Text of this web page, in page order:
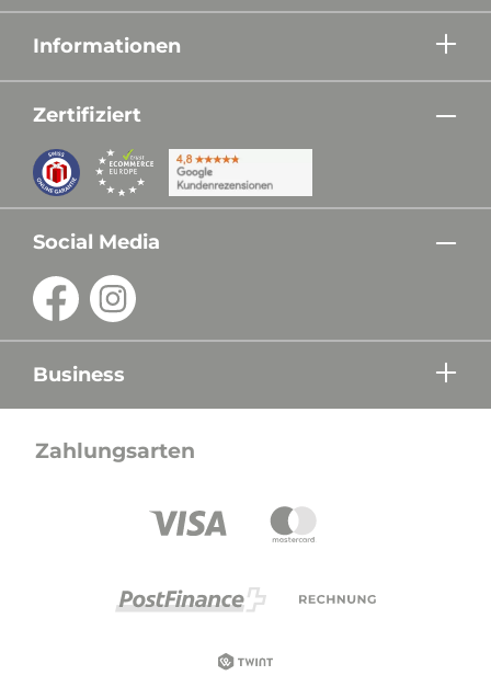
Informationen
Zertifiziert
Social Media
Business
Zahlungsarten